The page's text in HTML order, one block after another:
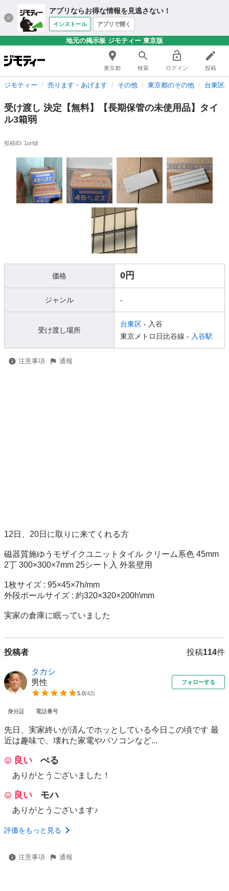
アプリならお得な情報を見逃さない！
インストール アプリで開く
地元の掲示板 ジモティー 東京版
東京都 検索 ログイン 投稿
ジモティー 売ります・あげます その他 東京都のその他 台東区
受け渡し 決定【無料】【長期保管の未使用品】タイ
ル3箱弱
投稿ID: 1or6jf
価格 0円
ジャンル -
受け渡し場所
台東区 - 入谷
東京メトロ日比谷線 - 入谷駅
注意事項 通報
12日、20日に取りに来てくれる方
磁器質施ゆうモザイクユニットタイル クリーム系色 45mm
2丁 300×300×7mm 25シート入 外装壁用
1枚サイズ : 95×45×7h/mm
外段ボールサイズ : 約320×320×200h\mm
実家の倉庫に眠っていました
投稿者 投稿114件
タカシ
男性
5.0(42)
フォローする
身分証 電話番号
先日、実家終いが済んでホッとしている今日この頃です 最
近は趣味で、壊れた家電やパソコンなど...
良い べる
ありがとうございました！
良い モハ
ありがとうございます♪
評価をもっと見る
注意事項 通報